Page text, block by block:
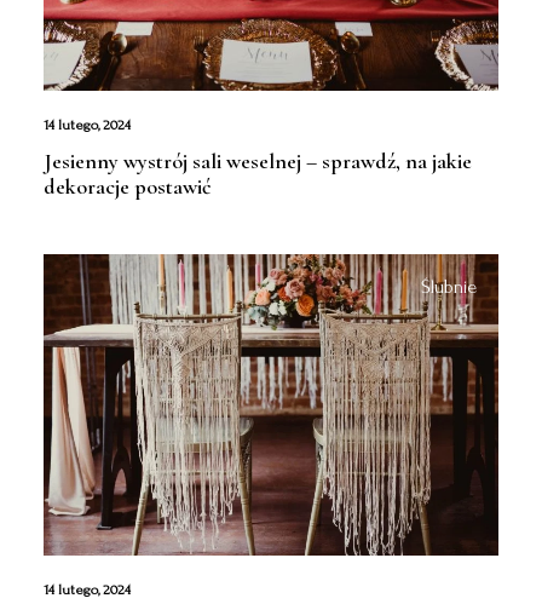
14 lutego, 2024
Jesienny wystrój sali weselnej – sprawdź, na jakie
dekoracje postawić
Ślubnie
14 lutego, 2024